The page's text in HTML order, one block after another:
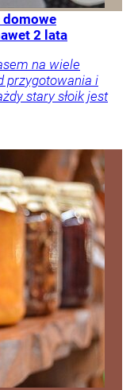
domowe
2 lata
na wiele
przygotowania i
stary słoik jest